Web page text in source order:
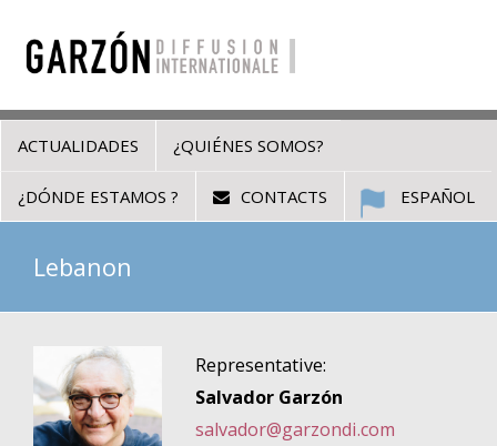
ACTUALIDADES ¿QUIÉNES SOMOS?
¿DÓNDE ESTAMOS ? CONTACTS ESPAÑOL
Lebanon
Representative:
Salvador Garzón
salvador@garzondi.com